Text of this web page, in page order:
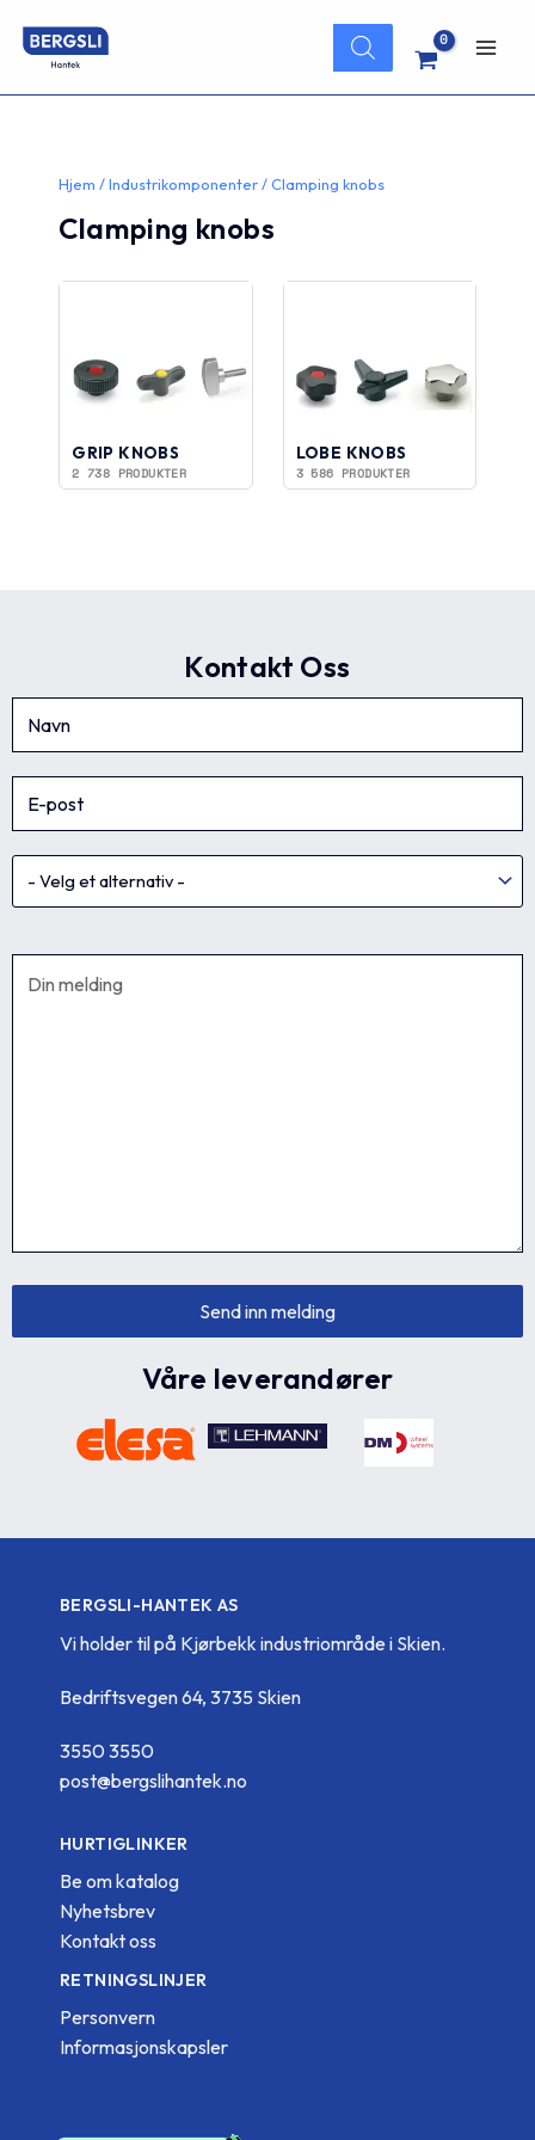
rett
innholdet
Products
search
Hjem /Industrikomponenter/ Clamping knobs
Clamping knobs
GRIP KNOBS
2 738 PRODUKTER
LOBE KNOBS
3 586 PRODUKTER
Kontakt Oss
Våre leverandører
BERGSLI-HANTEK AS
Vi holder til på Kjørbekk industriområde i Skien.
Bedriftsvegen 64, 3735 Skien
3550 3550
post@bergslihantek.no
HURTIGLINKER
Be om katalog
Nyhetsbrev
Kontakt oss
RETNINGSLINJER
Personvern
Informasjonskapsler